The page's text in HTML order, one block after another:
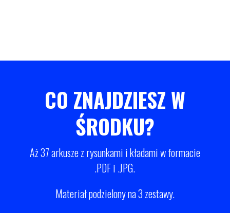
CO ZNAJDZIESZ W
ŚRODKU?
Aż 37 arkusze z rysunkami i kładami w formacie
.PDF i .JPG.
Materiał podzielony na 3 zestawy.